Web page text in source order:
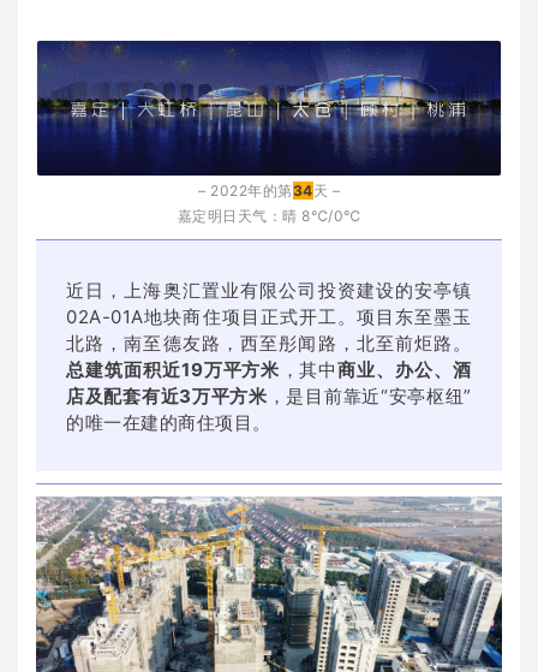
– 2022年的第34天 –
嘉定明日天气： 晴 8℃/0℃
近日，上海奥汇置业有限公司投资建设的安亭镇
02A-01A地块商住项目正式开工。项目东至墨玉
北路，南至德友路，西至彤闻路，北至前炬路。
总建筑面积近19万平方米 ，其中商业、办公、酒
店及配套有近3万平方米 ，是目前靠近“安亭枢纽”
的唯一在建的商住项目。